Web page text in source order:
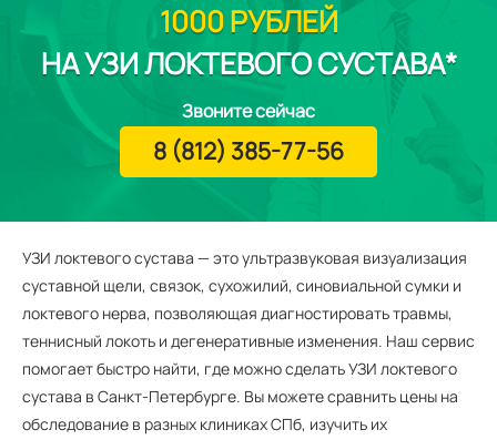
УЗИ локтевого сустава — это ультразвуковая визуализация
суставной щели, связок, сухожилий, синовиальной сумки и
локтевого нерва, позволяющая диагностировать травмы,
теннисный локоть и дегенеративные изменения. Наш сервис
помогает быстро найти, где можно сделать УЗИ локтевого
сустава в Санкт-Петербурге. Вы можете сравнить цены на
обследование в разных клиниках СПб, изучить их
1000 РУБЛЕЙ
НА УЗИ ЛОКТЕВОГО СУСТАВА*
Звоните сейчас
8 (812) 385-77-56